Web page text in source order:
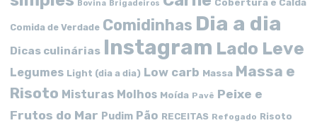
Bovina Brigadeiros
Comida de Verdade Comidinhas Dia a dia
Dicas culinárias Instagram Lado Leve
Legumes Light (dia a dia) Low carb Massa Massa e
Risoto Misturas Molhos Moída Pavê Peixe e
Frutos do Mar Pudim Pão RECEITAS Refogado Risoto